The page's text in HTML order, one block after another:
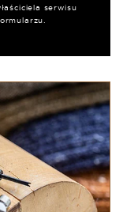
serwisu